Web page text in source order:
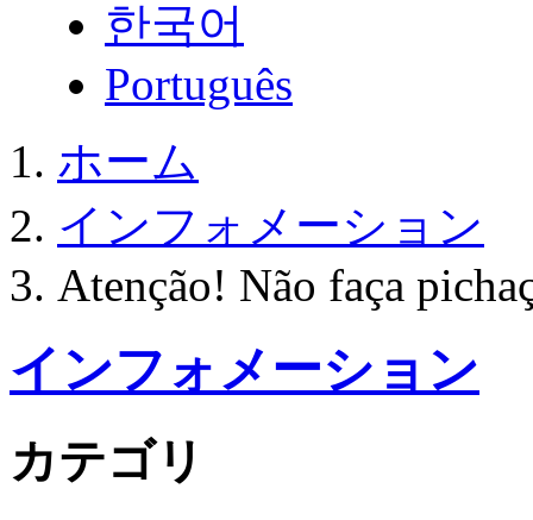
한국어
Português
ホーム
インフォメーション
Atenção! Não faça
インフォメーション
カテゴリ